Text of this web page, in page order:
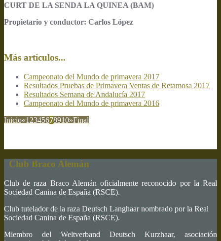
CURT DE LA SENDA LA QUINEA (BAM)
Propietario y conductor: Carlos López
Más artículos...
Campeonato del Mundo de primavera 2017
Resultados Pruebas de Primavera Ventas de Retamosa 2017
Resultados Semana de Andalucía 2017
Campeonato del Mundo de primavera 2016
Inicio«1 2345678910»Final
Club Braco Alemán
Club de raza Braco Alemán oficialmente reconocido por la Real
Sociedad Canina de España (RSCE).
Club tutelador de la raza Deutsch Langhaar nombrado por la Real
Sociedad Canina de España (RSCE).
Miembro del Weltverband Deutsch Kurzhaar, asociación